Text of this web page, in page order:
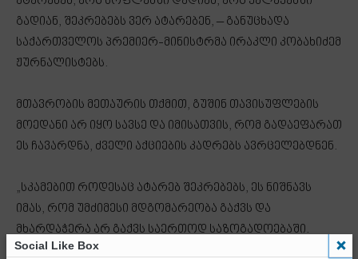
გადიან, შეკრებებს ვერ ატარებენ, – განუცხადა
საქართველოს პრემიერ-მინისტრმა ირაკლი კობახიძემ
ჟურნალისტებს.
მთავრობის მეთაურის თქმით, გუშინ თავისუფლების
მოედანი არ იყო სავსე და იმისათვის, რომ გადაეფარათ
ეს ჩავარდნა, ძველი აქციების კადრებს ავრცელებდნენ.
„სკამებით როდესაც ატარებ შეკრებებს, ეს ნიშნავს
იმას, რომ უმძიმესი მდგომარეობა გაქვს და
მხარდაჭერა არ გაქვს საერთოდ საზოგადოებაში.
გუშინ ყველამ ერთად, ყველა პარტიამ, NGO-მ, სალომე
Social Like Box